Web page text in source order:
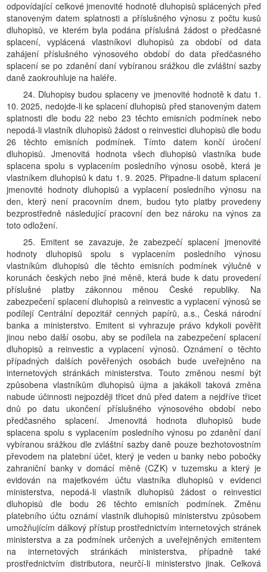
odpovídající celkové jmenovité hodnotě dluhopisů splácených před
stanoveným datem splatnosti a příslušného výnosu z počtu kusů
dluhopisů, ve kterém byla podána příslušná žádost o předčasné
splacení, vyplácená vlastníkovi dluhopisů za období od data
zahájení příslušného výnosového období do data předčasného
splacení se po zdanění daní vybíranou srážkou dle zvláštní sazby
daně zaokrouhluje na haléře.
24. Dluhopisy budou splaceny ve jmenovité hodnotě k datu 1.
10. 2025, nedojde-li ke splacení dluhopisů před stanoveným datem
splatnosti dle bodu 22 nebo 23 těchto emisních podmínek nebo
nepodá-li vlastník dluhopisů žádost o reinvestici dluhopisů dle bodu
26 těchto emisních podmínek. Tímto datem končí úročení
dluhopisů. Jmenovitá hodnota všech dluhopisů vlastníka bude
splacena spolu s vyplacením posledního výnosu osobě, která je
vlastníkem dluhopisů k datu 1. 9. 2025. Připadne-li datum splacení
jmenovité hodnoty dluhopisů a vyplacení posledního výnosu na
den, který není pracovním dnem, budou tyto platby provedeny
bezprostředně následující pracovní den bez nároku na výnos za
toto odložení.
25. Emitent se zavazuje, že zabezpečí splacení jmenovité
hodnoty dluhopisů spolu s vyplacením posledního výnosu
vlastníkům dluhopisů dle těchto emisních podmínek výlučně v
korunách českých nebo jiné měně, která bude k datu provedení
příslušné platby zákonnou měnou České republiky. Na
zabezpečení splacení dluhopisů a reinvestic a vyplacení výnosů se
podílejí Centrální depozitář cenných papírů, a.s., Česká národní
banka a ministerstvo. Emitent si vyhrazuje právo kdykoli pověřit
jinou nebo další osobu, aby se podílela na zabezpečení splacení
dluhopisů a reinvestic a vyplacení výnosů. Oznámení o těchto
případných dalších pověřených osobách bude uveřejněno na
internetových stránkách ministerstva. Touto změnou nesmí být
způsobena vlastníkům dluhopisů újma a jakákoli taková změna
nabude účinnosti nejpozději třicet dnů před datem a nejdříve třicet
dnů po datu ukončení příslušného výnosového období nebo
předčasného splacení. Jmenovitá hodnota dluhopisů bude
splacena spolu s vyplacením posledního výnosu po zdanění daní
vybíranou srážkou dle zvláštní sazby daně pouze bezhotovostním
převodem na platební účet, který je veden u banky nebo pobočky
zahraniční banky v domácí měně (CZK) v tuzemsku a který je
evidován na majetkovém účtu vlastníka dluhopisů v evidenci
ministerstva, nepodá-li vlastník dluhopisů žádost o reinvestici
dluhopisů dle bodu 26 těchto emisních podmínek. Změnu
platebního účtu oznámí vlastník dluhopisů ministerstvu způsobem
umožňujícím dálkový přístup prostřednictvím internetových stránek
ministerstva a za podmínek určených a uveřejněných emitentem
na internetových stránkách ministerstva, případně také
prostřednictvím distributora, neurčí-li ministerstvo jinak. Celková